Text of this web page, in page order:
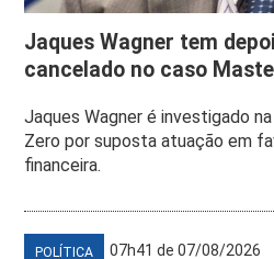
Jaques Wagner tem
cancelado no caso
Jaques Wagner é investigado
Zero por suposta atuação em
financeira.
POLÍTICA 07h41 de 07/08/2026